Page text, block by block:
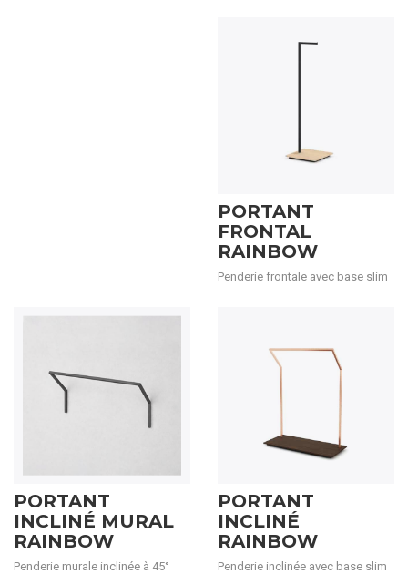
PORTANT
FRONTAL
RAINBOW
Penderie frontale avec base slim
PORTANT
INCLINÉ MURAL
RAINBOW
Penderie murale inclinée à 45°
PORTANT
INCLINÉ
RAINBOW
Penderie inclinée avec base slim